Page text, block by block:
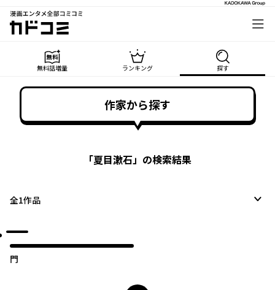
漫画エンタメ全部コミコミ
カドコミ
無料話増量 ランキング 探す
作家から探す
「夏目漱石」の検索結果
全1作品
門